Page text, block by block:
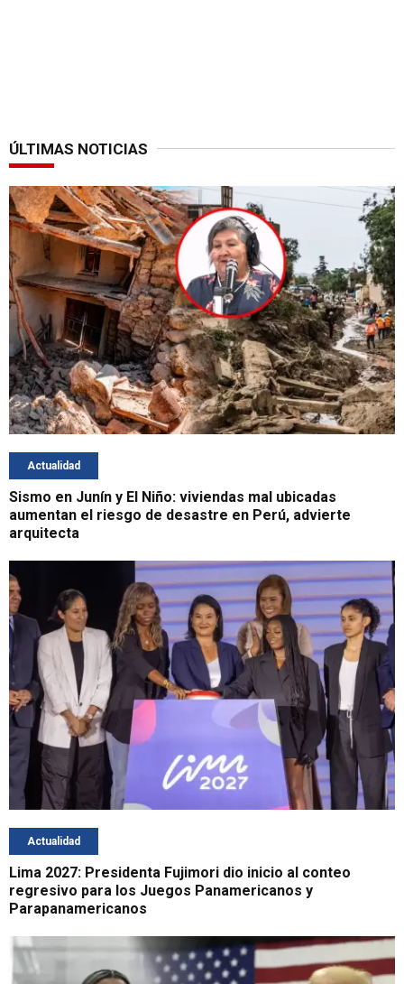
ÚLTIMAS NOTICIAS
Actualidad
Sismo en Junín y El Niño: viviendas mal ubicadas
aumentan el riesgo de desastre en Perú, advierte
arquitecta
Actualidad
Lima 2027: Presidenta Fujimori dio inicio al conteo
regresivo para los Juegos Panamericanos y
Parapanamericanos